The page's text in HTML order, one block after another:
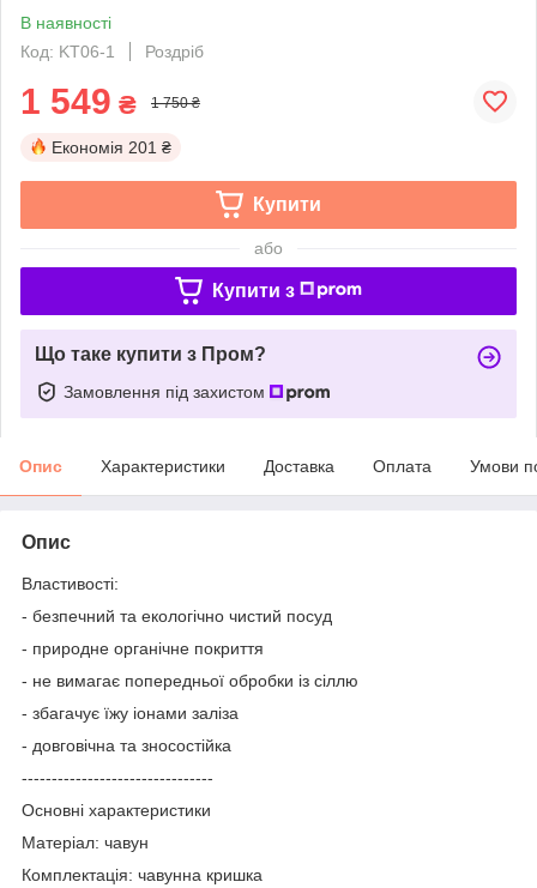
В наявності
Код: KT06-1
Роздріб
1 549 ₴ 1 750 ₴
Економія 201 ₴
Купити
або
Купити з
Що таке купити з Пром?
Замовлення під захистом
Опис Характеристики Доставка Оплата Умови
Опис
Властивості:
- безпечний та екологічно чистий посуд
- природне органічне покриття
- не вимагає попередньої обробки із сіллю
- збагачує їжу іонами заліза
- довговічна та зносостійка
--------------------------------
Основні характеристики
Матеріал: чавун
Комплектація: чавунна кришка